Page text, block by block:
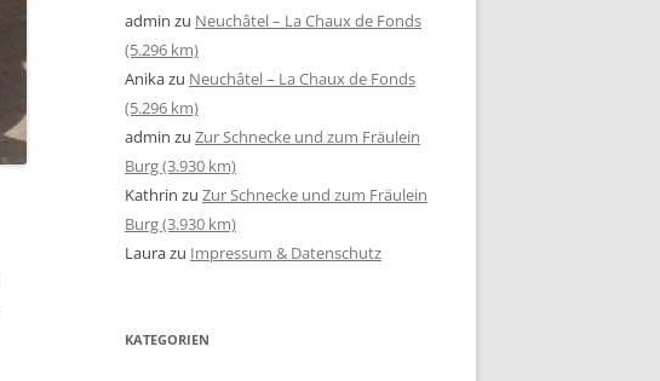
admin zu Neuchâtel – La Chaux de Fonds
(5.296 km)
Anikazu Neuchâtel – La Chaux de Fonds
(5.296 km)
admin zu Zur Schnecke und zum Fräulein
Burg (3.930 km)
Kathrin zu Zur Schnecke und zum Fräulein
Burg (3.930 km)
Laurazu Impressum & Datenschutz
KATEGORIEN